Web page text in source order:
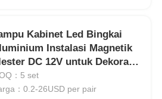
Kabinet Led Bingkai
Instalasi Magnetik
DC 12V untuk Dekorasi
Mandi
：5 set
：0.2-26USD per pair